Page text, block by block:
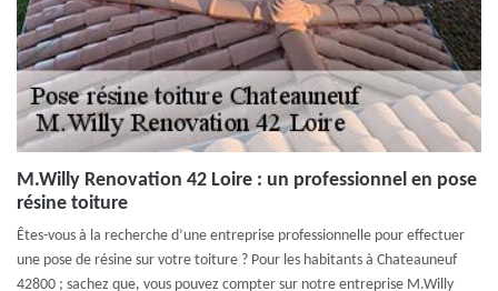
M.Willy Renovation 42 Loire : un professionnel en pose
résine toiture
Êtes-vous à la recherche d’une entreprise professionnelle pour effectuer
une pose de résine sur votre toiture ? Pour les habitants à Chateauneuf
42800 ; sachez que, vous pouvez compter sur notre entreprise M.Willy